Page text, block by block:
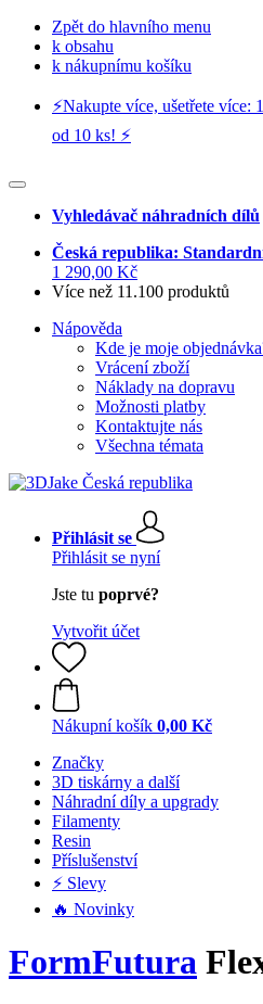
Zpět do hlavního menu
k obsahu
k nákupnímu košíku
⚡️Nakupte více, ušetřete více:
od 10 ks! ⚡️
Vyhledávač náhradních dílů
Česká republika:
1 290,00 Kč
Více než 11.100 produktů
Nápověda
Kde je moje
Vrácení zboží
Náklady na dopravu
Možnosti platby
Kontaktujte nás
Všechna témata
Přihlásit se
Přihlásit se nyní
Jste tu poprvé?
Vytvořit účet
Nákupní košík 0,00 Kč
Značky
3D tiskárny a další
Náhradní díly a upgrady
Filamenty
Resin
Příslušenství
⚡ Slevy
🔥 Novinky
FormFutura